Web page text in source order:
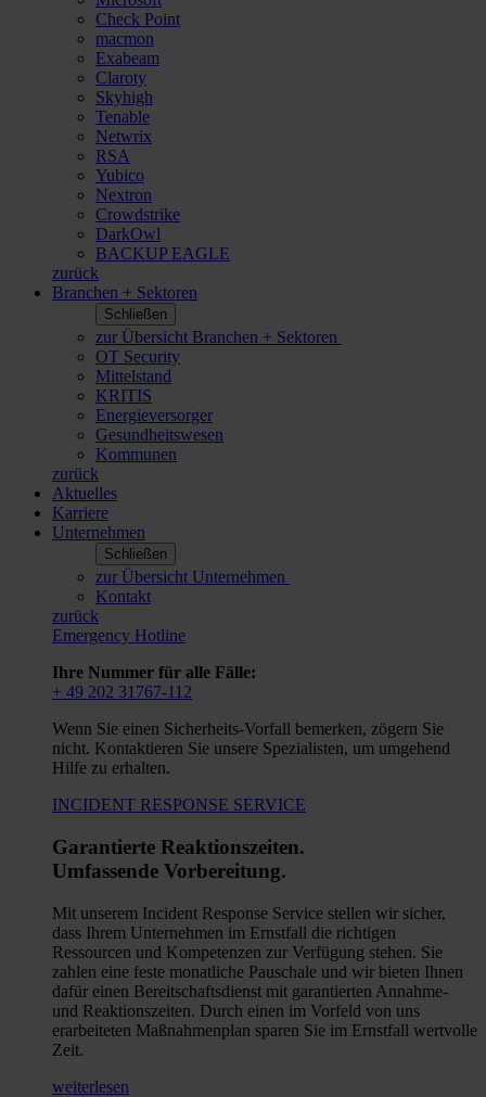
Check Point
macmon
Exabeam
Claroty
Skyhigh
Tenable
Netwrix
RSA
Yubico
Nextron
Crowdstrike
DarkOwl
BACKUP EAGLE
zurück
Branchen + Sektoren
Schließen
zur Übersicht Branchen + Sektoren
OT Security
Mittelstand
KRITIS
Energieversorger
Gesundheitswesen
Kommunen
zurück
Aktuelles
Karriere
Unternehmen
Schließen
zur Übersicht Unternehmen
Kontakt
zurück
Emergency Hotline
Ihre Nummer für alle Fälle:
+ 49 202 31767-112
Wenn Sie einen Sicherheits-Vorfall bemerken, zögern Sie
nicht. Kontaktieren Sie unsere Spezialisten, um umgehend
Hilfe zu erhalten.
INCIDENT RESPONSE SERVICE
Garantierte Reaktionszeiten.
Umfassende Vorbereitung.
Mit unserem Incident Response Service stellen wir sicher,
dass Ihrem Unternehmen im Ernstfall die richtigen
Ressourcen und Kompetenzen zur Verfügung stehen. Sie
zahlen eine feste monatliche Pauschale und wir bieten Ihnen
dafür einen Bereitschaftsdienst mit garantierten Annahme-
und Reaktionszeiten. Durch einen im Vorfeld von uns
erarbeiteten Maßnahmenplan sparen Sie im Ernstfall wertvolle
Zeit.
weiterlesen